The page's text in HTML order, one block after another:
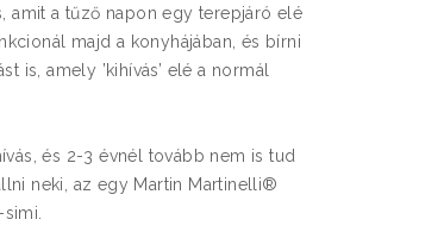
amit a tűző napon egy terepjáró elé
majd a konyhájában, és bírni
is, amely ’kihívás’ elé a normál
és 2-3 évnél tovább nem is tud
neki, az egy Martin Martinelli®